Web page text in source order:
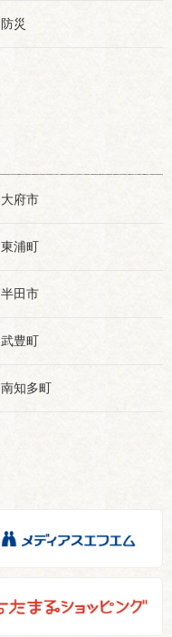
防災
大府市
東浦町
半田市
武豊町
南知多町